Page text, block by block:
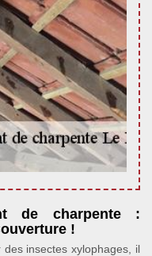
de charpente :
!
insectes xylophages, il